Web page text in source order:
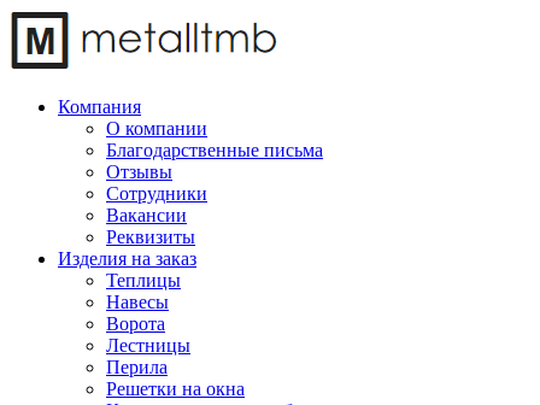
Компания
О компании
Благодарственные письма
Отзывы
Сотрудники
Вакансии
Реквизиты
Изделия на заказ
Теплицы
Навесы
Ворота
Лестницы
Перила
Решетки на окна